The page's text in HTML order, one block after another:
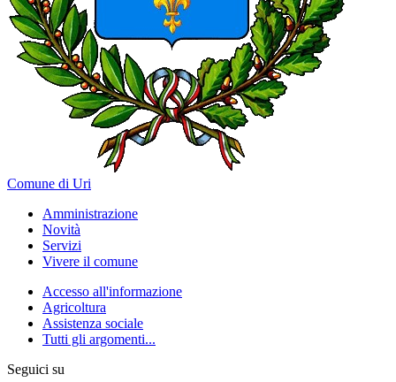
Comune di Uri
Amministrazione
Novità
Servizi
Vivere il comune
Accesso all'informazione
Agricoltura
Assistenza sociale
Tutti gli argomenti...
Seguici su